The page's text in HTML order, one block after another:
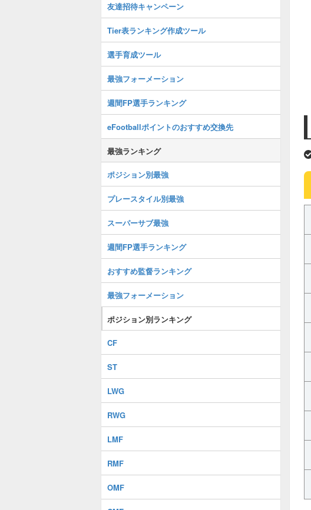
友達招待キャンペーン
Tier表ランキング作成ツール
選手育成ツール
最強フォーメーション
週間FP選手ランキング
eFootballポイントのおすすめ交換先
最強ランキング
ポジション別最強
プレースタイル別最強
スーパーサブ最強
週間FP選手ランキング
おすすめ監督ランキング
最強フォーメーション
ポジション別ランキング
CF
ST
LWG
RWG
LMF
RMF
OMF